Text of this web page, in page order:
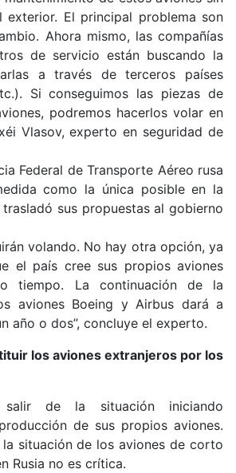
exterior. El principal problema son
Ahora mismo, las compañías
de servicio están buscando la
a través de terceros países
Si conseguimos las piezas de
podremos hacerlos volar en
Vlasov, experto en seguridad de
Federal de Transporte Aéreo rusa
como la única posible en la
sus propuestas al gobierno
volando. No hay otra opción, ya
el país cree sus propios aviones
tiempo. La continuación de la
aviones Boeing y Airbus dará a
año o dos”, concluye el experto.
los aviones extranjeros por los
salir de la situación iniciando
de sus propios aviones.
situación de los aviones de corto
Rusia no es crítica.